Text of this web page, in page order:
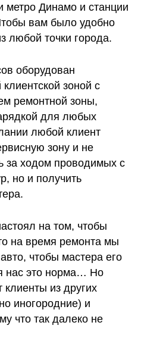
метро Динамо и станции
вам было удобно
любой точки города.
оборудован
зоной с
ремонтной зоны,
для любых
любой клиент
зону и не
за ходом проводимых с
но и получить
на том, чтобы
на время ремонта мы
чтобы мастера его
нас это норма… Но
клиенты из других
иногородние) и
что так далеко не